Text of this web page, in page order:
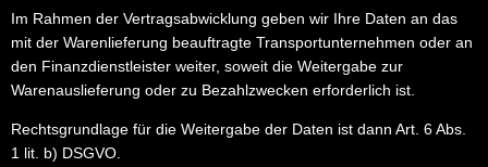
Im Rahmen der Vertragsabwicklung geben wir Ihre Daten an das
mit der Warenlieferung beauftragte Transportunternehmen oder an
den Finanzdienstleister weiter, soweit die Weitergabe zur
Warenauslieferung oder zu Bezahlzwecken erforderlich ist.
Rechtsgrundlage für die Weitergabe der Daten ist dann Art. 6 Abs.
1 lit. b) DSGVO.